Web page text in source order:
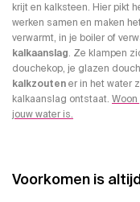
krijt en kalksteen. Hier pikt
werken samen en maken
verwarmt, in je boiler of
kalkaanslag. Ze klampen
douchekop, je glazen
kalkzoutener in het water
kalkaanslag ontstaat.
jouw water is.
Voorkomen is